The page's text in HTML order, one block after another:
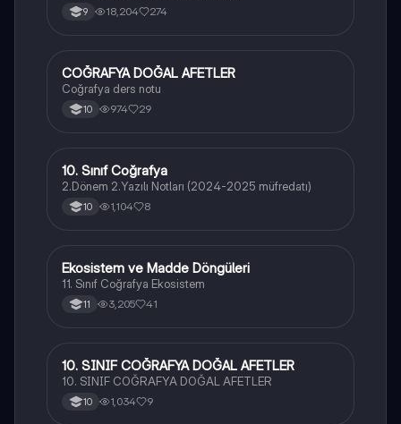
9 18,204 274
Coğrafya
COĞRAFYA DOĞAL AFETLER
Coğrafya ders notu
10 974 29
Coğrafya
10. Sınıf Coğrafya
2.Dönem 2.Yazılı Notları (2024-2025 müfredatı)
10 1,104 8
Coğrafya
Ekosistem ve Madde Döngüleri
11. Sınıf Coğrafya Ekosistem
11 3,205 41
Coğrafya
10. SINIF COĞRAFYA DOĞAL AFETLER
10. SINIF COĞRAFYA DOĞAL AFETLER
10 1,034 9